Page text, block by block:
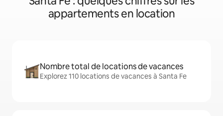
appartements en location
Nombre total de locations de vacances
Explorez 110 locations de vacances à Santa Fe